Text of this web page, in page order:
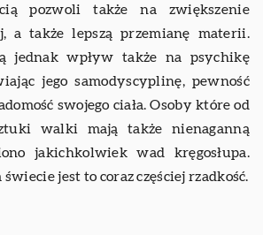
pozwoli także na zwiększenie
a także lepszą przemianę materii.
jednak wpływ także na psychikę
jego samodyscyplinę, pewność
swojego ciała. Osoby które od
walki mają także nienaganną
jakichkolwiek wad kręgosłupa.
jest to coraz częściej rzadkość.